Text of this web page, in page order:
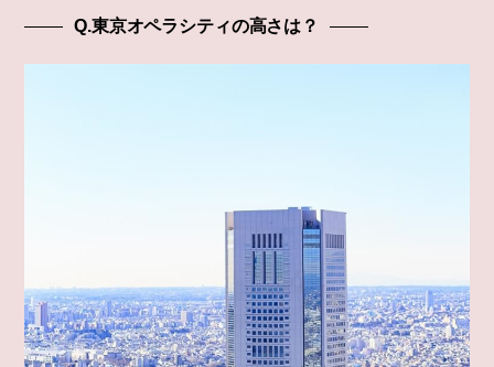
Q.東京オペラシティの高さは？